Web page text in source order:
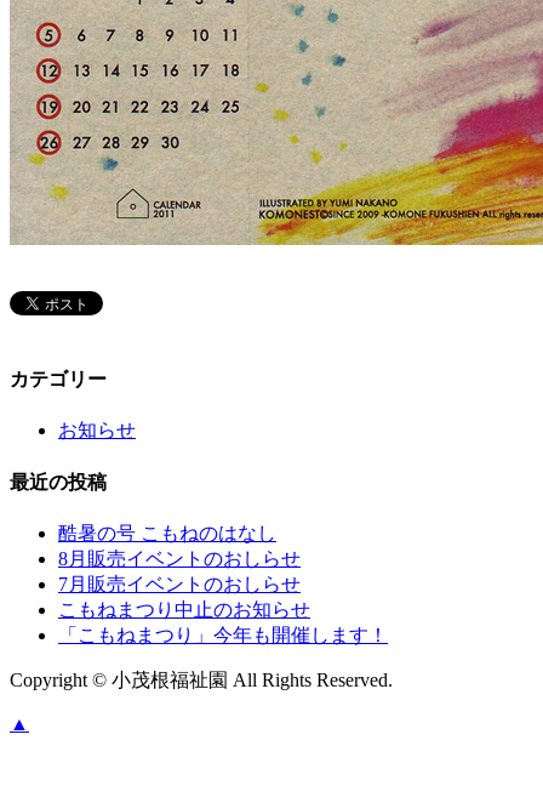
カテゴリー
お知らせ
最近の投稿
酷暑の号 こもねのはなし
8月販売イベントのおしらせ
7月販売イベントのおしらせ
こもねまつり中止のお知らせ
「こもねまつり」今年も開催します！
Copyright © 小茂根福祉園 All Rights Reserved.
▲